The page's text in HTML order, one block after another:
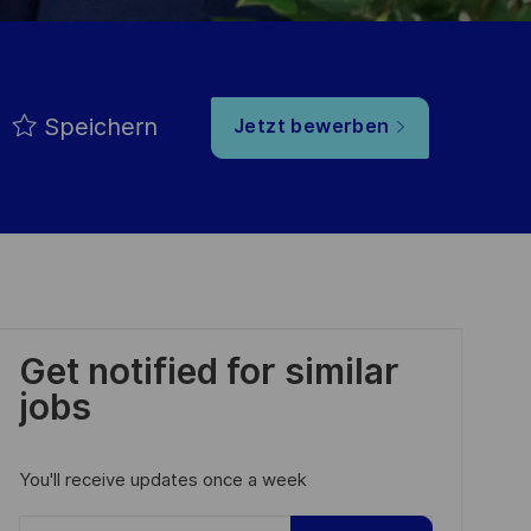
Speichern Jetzt bewerben
Get notified for similar
jobs
You'll receive updates once a week